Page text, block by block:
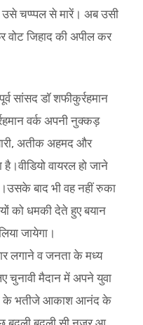
चप्प्पल से मारें। अब उसी
वोट जिहाद की अपील कर
सांसद डॉ शफीकुर्रहमान
वर्क अपनी नुक्कड़
अतीक अहमद और
है।वीडियो वायरल हो जाने
बाद भी वह नहीं रुका
को धमकी देते हुए बयान
जायेगा।
लगाने व जनता के मध्य
चुनावी मैदान में अपने युवा
के भतीजे आकाश आनंद के